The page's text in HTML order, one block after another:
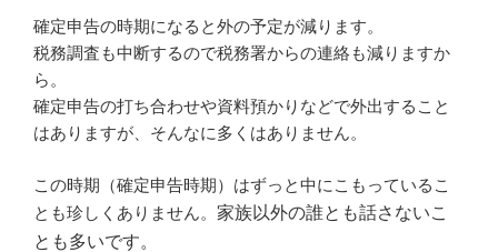
確定申告の時期になると外の予定が減ります。
税務調査も中断するので税務署からの連絡も減りますか
ら。
確定申告の打ち合わせや資料預かりなどで外出すること
はありますが、そんなに多くはありません。
この時期（確定申告時期）はずっと中にこもっているこ
とも珍しくありません。 家族以外の誰とも話さないこ
とも多いです。